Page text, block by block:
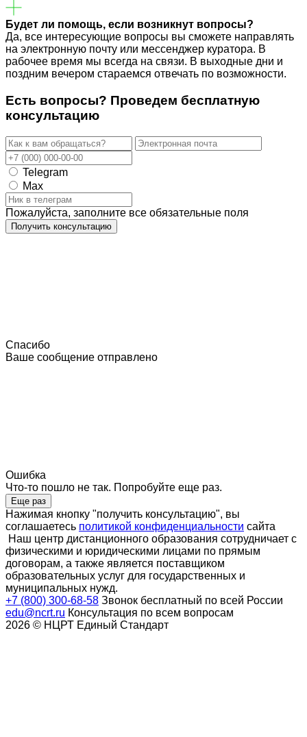
Будет ли помощь, если возникнут вопросы?
Да, все интересующие вопросы вы сможете направлять
на электронную почту или мессенджер куратора. В
рабочее время мы всегда на связи. В выходные дни и
поздним вечером стараемся отвечать по возможности.
Есть вопросы? Проведем бесплатную
консультацию
Telegram
Max
Пожалуйста, заполните все обязательные поля
Получить консультацию
Спасибо
Ваше сообщение отправлено
Ошибка
Что-то пошло не так. Попробуйте еще раз.
Еще раз
Нажимая кнопку "получить консультацию", вы
соглашаетесь политикой конфиденциальности сайта
Наш центр дистанционного образования сотрудничает с
физическими и юридическими лицами по прямым
договорам, а также является поставщиком
образовательных услуг для государственных и
муниципальных нужд.
+7 (800) 300-68-58 Звонок бесплатный по всей России
edu@ncrt.ru Консультация по всем вопросам
2026 © НЦРТ Единый Стандарт